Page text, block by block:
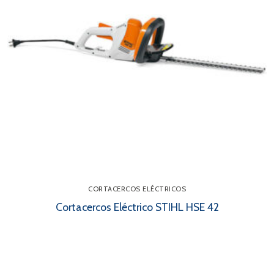
CORTACERCOS ELÉCTRICOS
Cortacercos Eléctrico STIHL HSE 42